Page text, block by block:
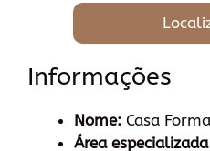
Informações
Nome: Casa Forma
Área